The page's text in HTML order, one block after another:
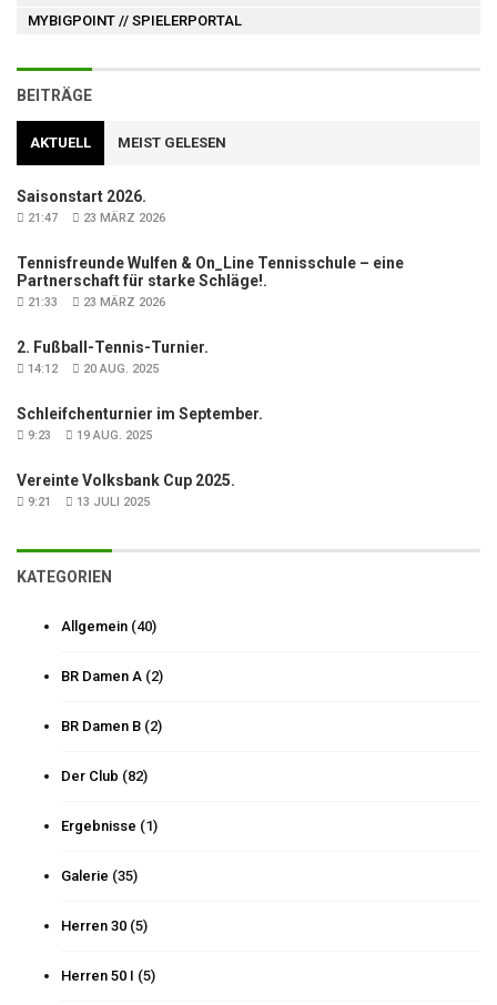
MYBIGPOINT // SPIELERPORTAL
BEITRÄGE
AKTUELL MEIST GELESEN
Saisonstart 2026.
21:47 23 MÄRZ 2026
Tennisfreunde Wulfen & On_Line Tennisschule – eine
Partnerschaft für starke Schläge!.
21:33 23 MÄRZ 2026
2. Fußball-Tennis-Turnier.
14:12 20 AUG. 2025
Schleifchenturnier im September.
9:23 19 AUG. 2025
Vereinte Volksbank Cup 2025.
9:21 13 JULI 2025
KATEGORIEN
Allgemein (40)
BR Damen A (2)
BR Damen B (2)
Der Club (82)
Ergebnisse (1)
Galerie (35)
Herren 30 (5)
Herren 50 I (5)